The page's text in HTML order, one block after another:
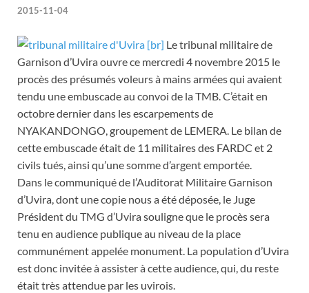
2015-11-04
[br] Le tribunal militaire de
Garnison d’Uvira ouvre ce mercredi 4 novembre 2015 le
procès des présumés voleurs à mains armées qui avaient
tendu une embuscade au convoi de la TMB. C’était en
octobre dernier dans les escarpements de
NYAKANDONGO, groupement de LEMERA. Le bilan de
cette embuscade était de 11 militaires des FARDC et 2
civils tués, ainsi qu’une somme d’argent emportée.
Dans le communiqué de l’Auditorat Militaire Garnison
d’Uvira, dont une copie nous a été déposée, le Juge
Président du TMG d’Uvira souligne que le procès sera
tenu en audience publique au niveau de la place
communément appelée monument. La population d’Uvira
est donc invitée à assister à cette audience, qui, du reste
était très attendue par les uvirois.